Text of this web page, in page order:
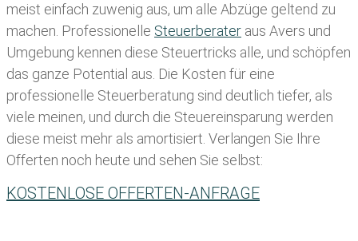
meist einfach zuwenig aus, um alle Abzüge geltend zu
machen. Professionelle Steuerberater aus Avers und
Umgebung kennen diese Steuertricks alle, und schöpfen
das ganze Potential aus. Die Kosten für eine
professionelle Steuerberatung sind deutlich tiefer, als
viele meinen, und durch die Steuereinsparung werden
diese meist mehr als amortisiert. Verlangen Sie Ihre
Offerten noch heute und sehen Sie selbst:
KOSTENLOSE OFFERTEN-ANFRAGE